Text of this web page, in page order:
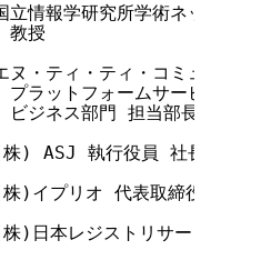
学研究所学術ネットワー
授
ティ・ティ・コミュニ
ットフォームサービス部プ
ネス部門 担当部長
) ASJ 執行役員 社
)イプリオ 代表取締
本レジストリサービ